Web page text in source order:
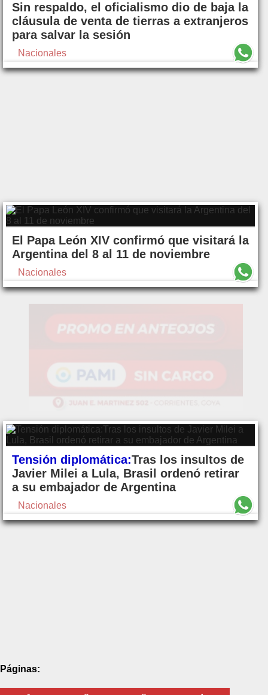
Sin respaldo, el oficialismo dio de baja la
cláusula de venta de tierras a extranjeros
para salvar la sesión
Nacionales
El Papa León XIV confirmó que visitará la
Argentina del 8 al 11 de noviembre
Nacionales
Tensión diplomática:Tras los insultos de
Javier Milei a Lula, Brasil ordenó retirar
a su embajador de Argentina
Nacionales
Páginas: